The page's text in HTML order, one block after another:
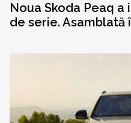
Noua Skoda Peaq
de serie. Asamblată